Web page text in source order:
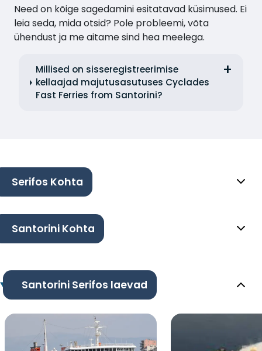
Need on kõige sagedamini esitatavad küsimused. Ei
leia seda, mida otsid? Pole probleemi, võta
ühendust ja me aitame sind hea meelega.
Millised on sisseregistreerimise
kellaajad majutusasutuses Cyclades
Fast Ferries from Santorini?
Serifos Kohta
Santorini Kohta
Santorini Serifos laevad